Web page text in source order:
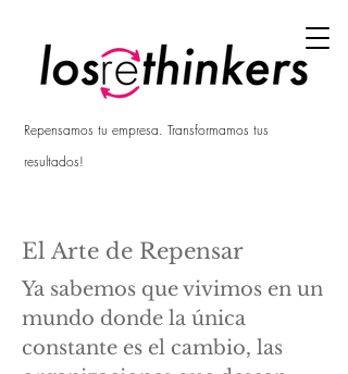
Repensamos tu empresa. Transformamos tus
resultados!
El Arte de Repensar
Ya sabemos que vivimos en un
mundo donde la única
constante es el cambio, las